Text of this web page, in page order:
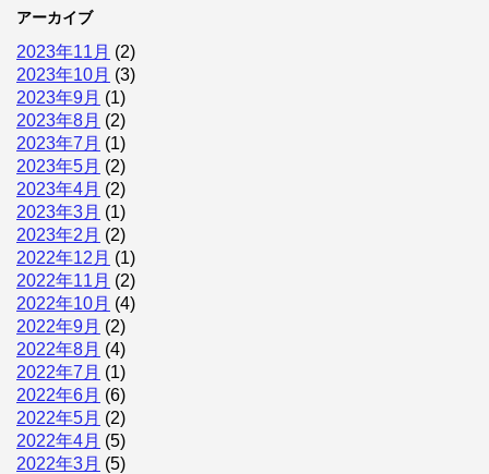
アーカイブ
2023年11月 (2)
2023年10月 (3)
2023年9月 (1)
2023年8月 (2)
2023年7月 (1)
2023年5月 (2)
2023年4月 (2)
2023年3月 (1)
2023年2月 (2)
2022年12月 (1)
2022年11月 (2)
2022年10月 (4)
2022年9月 (2)
2022年8月 (4)
2022年7月 (1)
2022年6月 (6)
2022年5月 (2)
2022年4月 (5)
2022年3月 (5)